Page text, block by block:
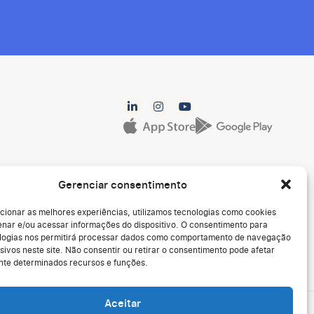
Gerenciar consentimento
as melhores experiências, utilizamos tecnologias como cookies
e/ou acessar informações do dispositivo. O consentimento para
nos permitirá processar dados como comportamento de navegação
neste site. Não consentir ou retirar o consentimento pode afetar
determinados recursos e funções.
Aceitar